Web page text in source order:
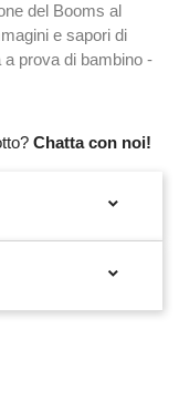
del Booms al
e sapori di
prova di bambino -
Chatta con noi!

